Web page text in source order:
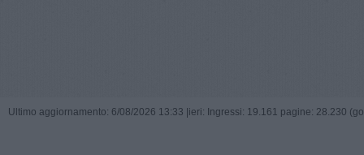
Ultimo aggiornamento: 6/08/2026 13:33 | ieri: Ingressi: 19.161 pagine: 28.230